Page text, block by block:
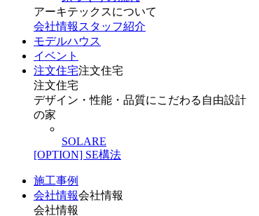
アーキテックスについて
会社情報 スタッフ紹介
モデルハウス
イベント
注文住宅注文住宅
注文住宅
デザイン・性能・品質にこだわる自由設計
の家
SOLARE
[OPTION] SE構法
施工事例
会社情報会社情報
会社情報